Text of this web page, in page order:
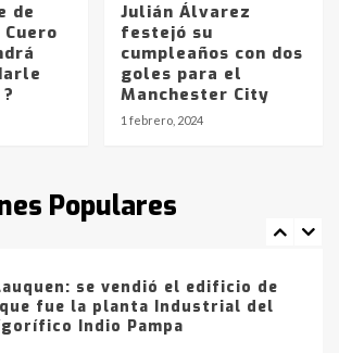
de
Julián Álvarez
festejó su
cumpleaños con dos
goles para el
Manchester City
1 febrero, 2024
Populares
Bolsa de Cereales de Bahía
anticipa que Agosto vendrá
lluvias y heladas, en gran parte
provincia
detenidos por
de drogas en la
del sábado
se vendió el edificio de
fue la planta Industrial del
Indio Pampa